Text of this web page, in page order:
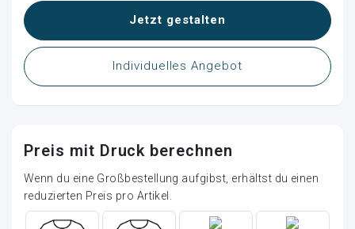
Jetzt gestalten
Individuelles Angebot
Preis mit Druck berechnen
Wenn du eine Großbestellung aufgibst, erhältst du einen
reduzierten Preis pro Artikel.